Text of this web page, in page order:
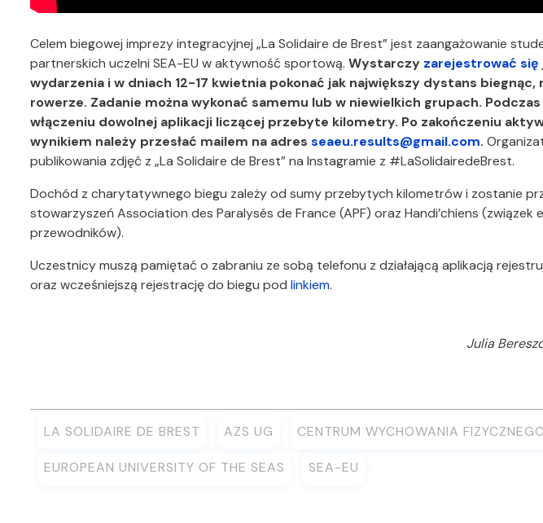
Celem biegowej imprezy integracyjnej „La Solidaire de Brest” jest zaangażowanie
partnerskich uczelni SEA-EU w aktywność sportową. Wystarczy zarejestrować się
wydarzenia i w dniach 12-17 kwietnia pokonać jak największy dystans biegnąc,
rowerze. Zadanie można wykonać samemu lub w niewielkich grupach.
włączeniu dowolnej aplikacji liczącej przebyte kilometry. Po zakończeniu
wynikiem należy przesłać mailem na adres seaeu.results@gmail.com.
publikowania zdjęć z „La Solidaire de Brest” na Instagramie z #LaSolidairedeBrest.
Dochód z charytatywnego biegu zależy od sumy przebytych kilometrów i zostanie
stowarzyszeń Association des Paralysés de France (APF) oraz Handi’chiens (związek
przewodników).
Uczestnicy muszą pamiętać o zabraniu ze sobą telefonu z działającą aplikacją
oraz wcześniejszą rejestrację do biegu pod linkiem.
Julia
LA SOLIDAIRE DE BREST AZS UG CENTRUM WYCHOWANIA
EUROPEAN UNIVERSITY OF THE SEAS SEA-EU